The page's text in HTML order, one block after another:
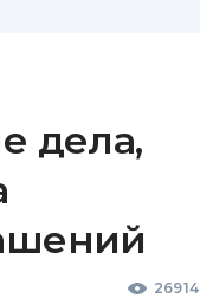
дела,
26914